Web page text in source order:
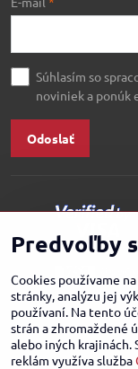
Súhlasím so
noviniek a ponúk
Odoslať
Predvoľby
Cookies používame
stránky, analýzu jej
používaní. Na tento
strán a zhromaždené
alebo iných krajinách.
reklám využíva služba